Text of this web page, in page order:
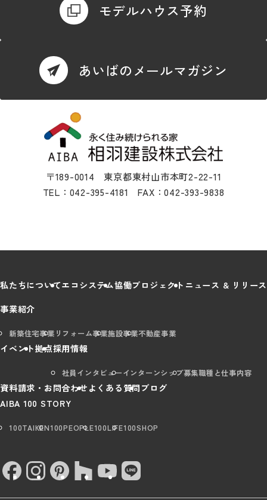
モデルハウス予約
あいばのメールマガジン
〒189-0014 東京都東村山市本町2-22-11
TEL：042-395-4181 FAX：042-393-9838
私たちについてエコシステム協働プロジェクト ニュース & リリース
事業紹介
新築住宅事業 リフォーム事業施設事業不動産事業
イベント拠点採用情報
社員インタビューインターンシップ募集職種と仕事内容
資料請求・お問合わせ よくある質問 ブログ
AIBA 100 STORY
100TAIKEN100PEOPLE100LIFE100SHOP